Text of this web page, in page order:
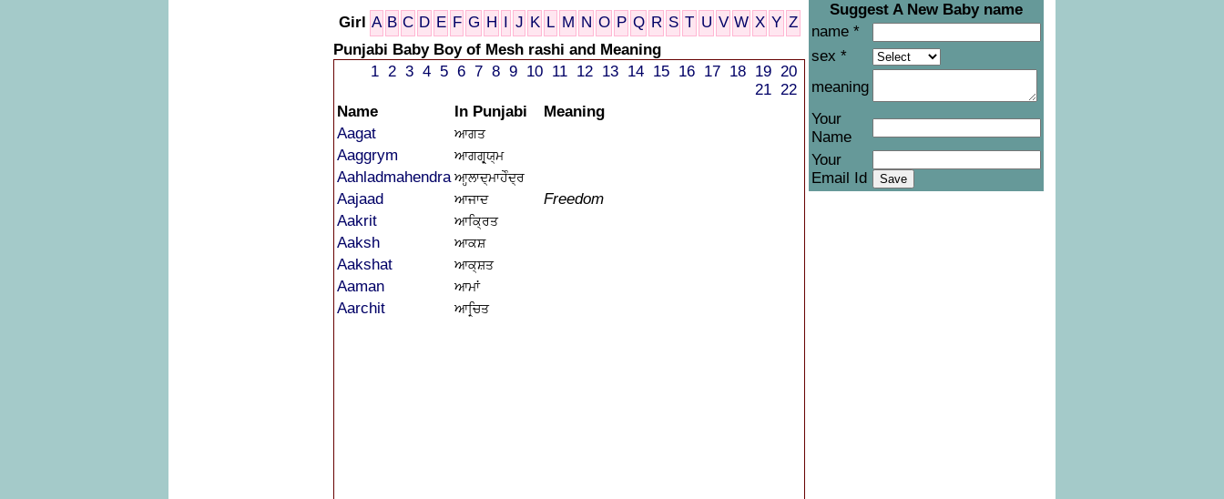
Girl A B C D E F G H I J K L M N O P Q R S T U V W X Y Z
Punjabi Baby Boy of Mesh rashi and Meaning
1 2 3 4 5 6 7 8 9 10 11 12 13 14 15 16 17 18 19 20
21 22
Name
In Punjabi
Meaning
Aagat
ਆਗਤ
Aaggrym ਆਗਗ੍ਰ੍ਯ੍ਮ
Aahladmahendra ਆਹ੍ਲਾਦ੍ਮਾਹੇੰਦ੍ਰ
Aajaad ਆਜਾਦ
Freedom
Aakrit
ਆਕ੍ਰਿਤ
Aaksh ਆਕਸ਼
Aakshat ਆਕ੍ਸ਼ਤ
Aaman ਆਮਾਂ
Aarchit ਆਰ੍ਚਿਤ
Suggest A New Baby name
name *
sex *
meaning
Your
Name
Your
Email Id